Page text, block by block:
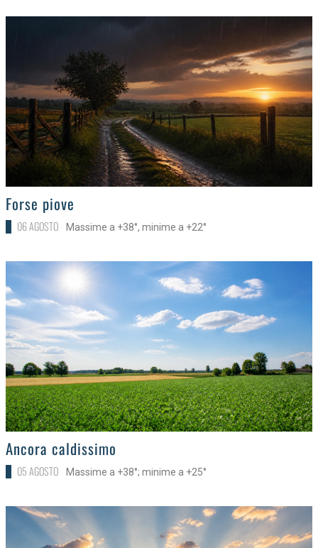
>
Forse piove
06 AGOSTO Massime a +38°, minime a +22°
>
Ancora caldissimo
05 AGOSTO Massime a +38°; minime a +25°